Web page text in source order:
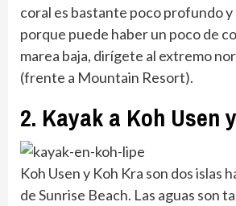
coral es bastante poco profundo y
porque puede haber un poco de
marea baja, dirígete al extremo
(frente a Mountain Resort).
2. Kayak a Koh Usen
Koh Usen y Koh Kra son dos islas
de Sunrise Beach. Las aguas son